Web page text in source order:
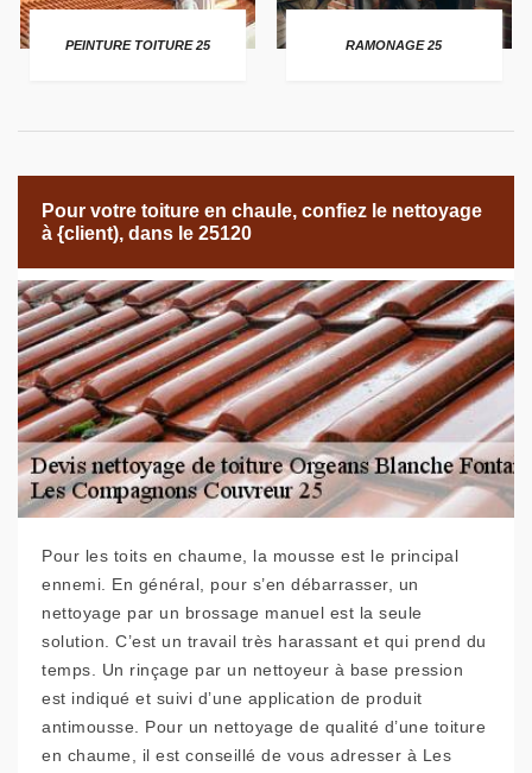
PEINTURE TOITURE 25 RAMONAGE 25
Pour votre toiture en chaule, confiez le nettoyage
à {client), dans le 25120
Pour les toits en chaume, la mousse est le principal
ennemi. En général, pour s’en débarrasser, un
nettoyage par un brossage manuel est la seule
solution. C’est un travail très harassant et qui prend du
temps. Un rinçage par un nettoyeur à base pression
est indiqué et suivi d’une application de produit
antimousse. Pour un nettoyage de qualité d’une toiture
en chaume, il est conseillé de vous adresser à Les